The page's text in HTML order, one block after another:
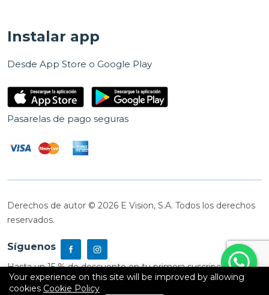
Instalar app
Desde App Store o Google Play
Pasarelas de pago seguras
Derechos de autor © 2026 E Vision, S.A. Todos los derechos
reservados.
Síguenos
Hasta un 15 % de descuento en tu primera suscripción
Your experience on this site will be improved by allowing
cookies Cookie Policy